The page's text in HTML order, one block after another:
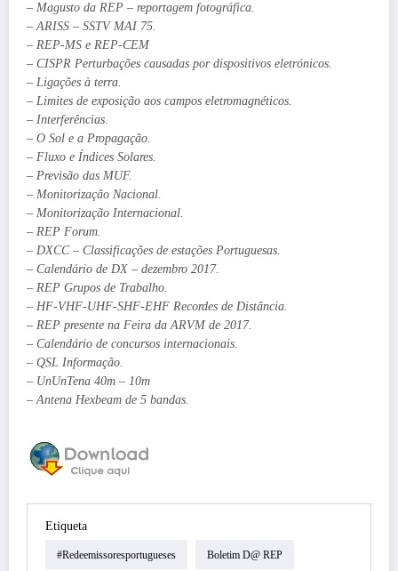
– Magusto da REP – reportagem fotográfica.
– ARISS – SSTV MAI 75.
– REP-MS e REP-CEM
– CISPR Perturbações causadas por dispositivos eletrónicos.
– Ligações à terra.
– Limites de exposição aos campos eletromagnéticos.
– Interferências.
– O Sol e a Propagação.
– Fluxo e Índices Solares.
– Previsão das MUF.
– Monitorização Nacional.
– Monitorização Internacional.
– REP Forum.
– DXCC – Classificações de estações Portuguesas.
– Calendário de DX – dezembro 2017.
– REP Grupos de Trabalho.
– HF-VHF-UHF-SHF-EHF Recordes de Distância.
– REP presente na Feira da ARVM de 2017.
– Calendário de concursos internacionais.
– QSL Informação.
– UnUnTena 40m – 10m
– Antena Hexbeam de 5 bandas.
Etiqueta
#redeemissoresportugueses Boletim D@ REP